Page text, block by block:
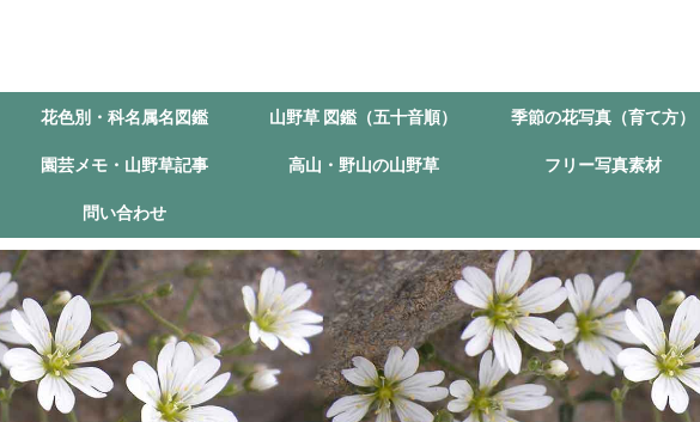
花色別・科名属名図鑑 山野草 図鑑（五十音順） 季節の花写真（育て方）
園芸メモ・山野草記事 高山・野山の山野草 フリー写真素材
問い合わせ